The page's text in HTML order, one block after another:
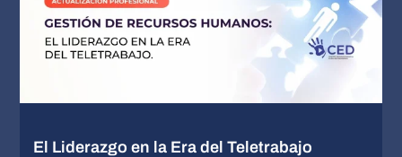
El Liderazgo en la Era del Teletrabajo